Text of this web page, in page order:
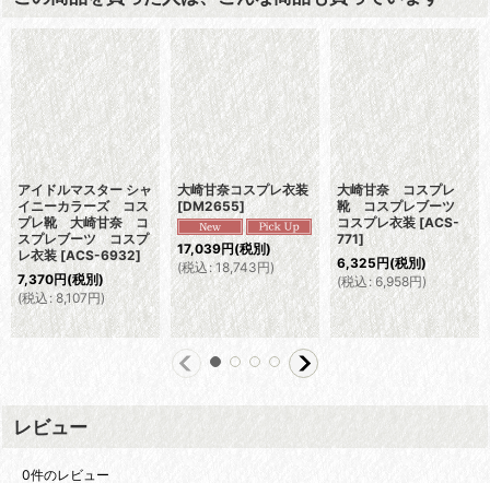
アイドルマスター シャ
イニーカラーズ コス
プレ靴 大崎甘奈 コ
スプレブーツ コスプ
レ衣装 [ACS-6932]
7,370円(税別)
(税込: 8,107円)
大崎甘奈コスプレ衣装
[DM2655]
17,039円(税別)
(税込 : 18,743円)
大崎甘奈 コスプレ
靴 コスプレブーツ
コスプレ衣装 [ACS-
771]
6,325円(税別)
(税込: 6,958円)
レビュー
0件のレビュー